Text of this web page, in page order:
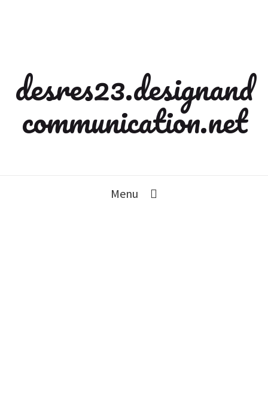
desres23.designand
communication.net
Menu